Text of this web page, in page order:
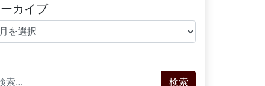
カイブ
ーカイブ
: